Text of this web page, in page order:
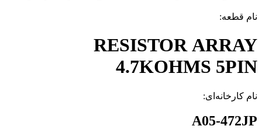
نام قطعه:
RESISTOR ARRAY
4.7KOHMS 5PIN
نام کارخانه‌ای:
A05-472JP